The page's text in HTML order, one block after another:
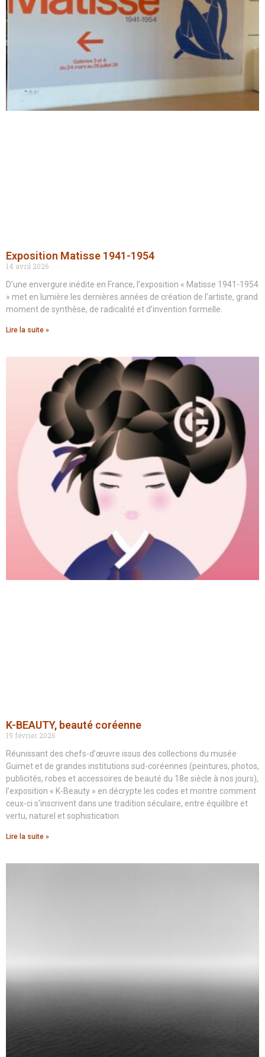
Exposition Matisse 1941-1954
14 avril 2026
D’une envergure inédite en France, l’exposition « Matisse 1941-1954
» met en lumière les dernières années de création de l’artiste, grand
moment de synthèse, de radicalité et d’invention formelle.
Lire la suite »
K-BEAUTY, beauté coréenne
19 février 2026
Réunissant des chefs-d’œuvre issus des collections du musée
Guimet et de grandes institutions sud-coréennes (peintures, photos,
publicités, robes et accessoires de beauté du 18e siècle à nos jours),
l’exposition « K-Beauty » en décrypte les codes et montre comment
ceux-ci s’inscrivent dans une tradition séculaire, entre équilibre et
vertu, naturel et sophistication.
Lire la suite »